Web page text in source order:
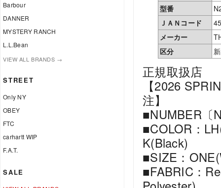
Barbour
DANNER
MYSTERY RANCH
L.L.Bean
VIEW ALL BRANDS →
STREET
Only NY
OBEY
FTC
carhartt WIP
F.A.T.
SALE
型番
ＪＡＮコード
メーカー
区分
正規取扱店
【2026
注】
■NUMBER〔
■COLOR：
K(Black)
■SIZE：
■FABRIC：